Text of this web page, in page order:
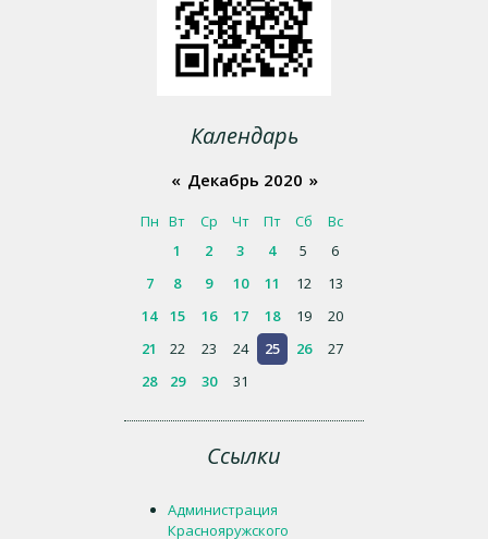
Календарь
« Декабрь 2020 »
Пн Вт Ср Чт Пт Сб
Вс
1
2 3 4 5
6
7
8 9 10 11 12
13
14
15 16 17 18 19
20
21
22 23 24 25 26
27
28
29 30 31
Ссылки
Администрация
Краснояружского